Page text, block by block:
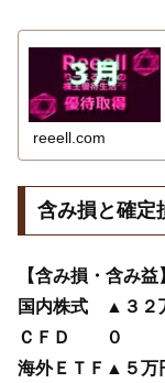
reeell.com
含み損と確定
【含み損・含み益
国内株式 ▲３２
ＣＦＤ ０
海外ＥＴＦ▲５万